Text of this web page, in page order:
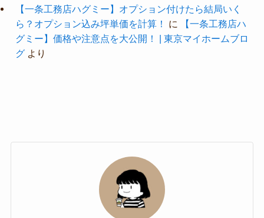
【一条工務店ハグミー】オプション付けたら結局いく
ら？オプション込み坪単価を計算！
に
【一条工務店ハ
グミー】価格や注意点を大公開！ | 東京マイホームブロ
グより